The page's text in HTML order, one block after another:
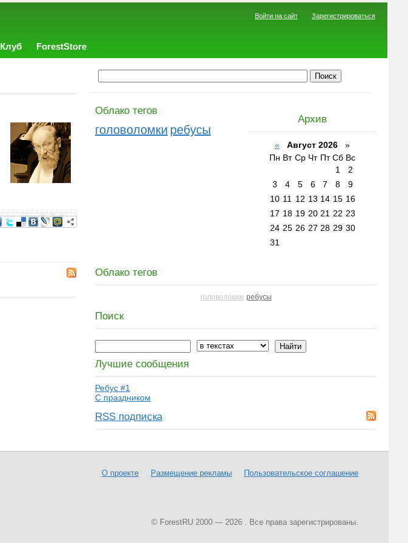
Войти на сайт Зарегистрироваться
Клуб ForestStore
Облако тегов
головоломки ребусы
Архив
« Август 2026
»
Пн Вт Ср Чт Пт Сб Вс
1
2
3
4 5 6 7 8
9
10 11 12 13 14 15 16
17 18 19 20 21 22 23
24 25 26 27 28 29 30
31
Облако тегов
головоломки ребусы
Поиск
Лучшие сообщения
Ребус #1
С праздником
RSS подписка
О проекте Размещение рекламы Пользовательское соглашение
© ForestRU 2000 — 2026 . Все права зарегистрированы.